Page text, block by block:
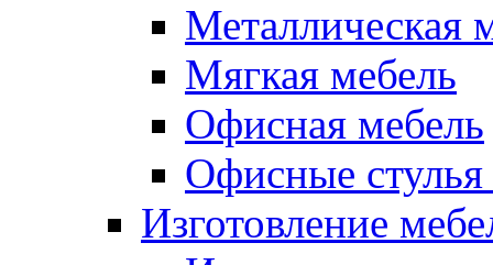
Металлическая
Мягкая мебель
Офисная мебель
Офисные стулья
Изготовление